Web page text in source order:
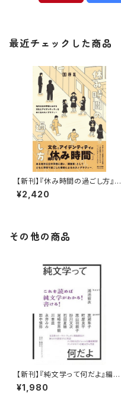
最近チェックした商品
【新刊】『休み時間の過ごし方』團
康晃
¥2,420
その他の商品
【新刊】『純文学って何だよ』編・
鴻池留衣
¥1,980